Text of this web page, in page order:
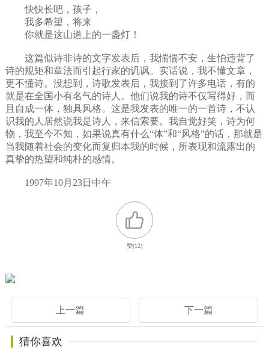
快快长吧，孩子，
我多希望，将来
你就是这山道上的一盏灯！
这篇似诗非诗的文字发表后，我惴惴不安，生怕违背了
诗的规矩和章法而引起行家的讥讽。实话说，我不懂文章，
更不懂诗。没想到，诗歌发表后，我接到了许多电话，有的
就是在全国小有名气的诗人。他们说我的诗不仅写得好，而
且自成一体，独具风格。这是我发表的唯一的一首诗，不认
识我的人居然说我是诗人，来信索要。我自觉好笑，诗为何
物，我至今不知，如果说真有什么“体”和“风格”的话，那就是
当我随着社会的变化而复归本我的时候，所表现和流露出的
真挚的热望和纯朴的感情。
1997年10月23日中午
赞(12)
下一篇
上一篇
猜你喜欢